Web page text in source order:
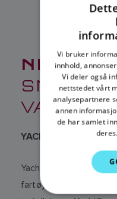
NIVÅ 3:
VANNET
YACHTSENSE
YachtSense™
Vi bruker
innhold,
Vi deler også
nettstedet vårt
analysepartnere
annen
de har samlet
deres.